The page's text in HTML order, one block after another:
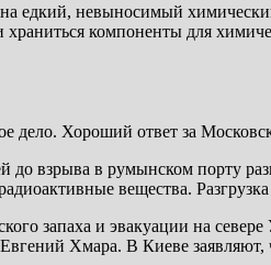
едкий, невыносимый
храниться компоненты для
дело. Хороший ответ за
до взрыва в румынском порту
вещества.
запаха и эвакуации на
Хмара. В Киеве